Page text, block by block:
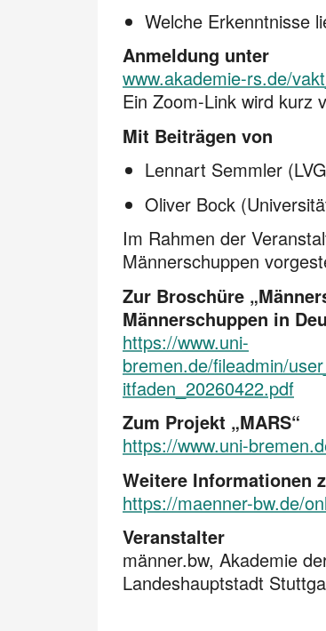
Welche Erkenntnisse
Anmeldung unter
www.akademie-rs.de/
Ein Zoom-Link wird kurz
Mit Beiträgen von
Lennart Semmler
Oliver Bock
Im Rahmen der
Männerschuppen
Zur Broschüre
Männerschuppen in
https://www.uni-
bremen.de/fileadmin/
itfaden_20260422.pdf
Zum Projekt „MARS“
https://www.uni-
Weitere Informationen
https://maenner-bw.de/
Veranstalter
männer.bw, Akademie
Landeshauptstadt